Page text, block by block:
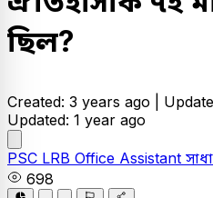
ছিল?
Created: 3 years ago |
Updated: 1 year ago
PSC LRB Office Assistant
698